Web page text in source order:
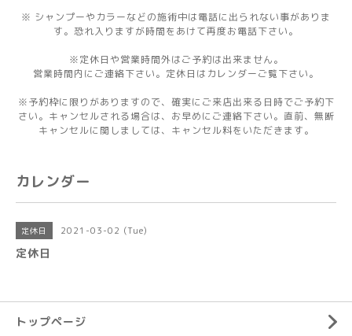
※ シャンプーやカラーなどの施術中は電話に出られない事がありま
す。恐れ入りますが時間をあけて再度お電話下さい。
※定休日や営業時間外はご予約は出来ません。
営業時間内にご連絡下さい。定休日はカレンダーご覧下さい。
※予約枠に限りがありますので、確実にご来店出来る日時でご予約下
さい。キャンセルされる場合は、お早めにご連絡下さい。直前、無断
キャンセルに関しましては、キャンセル料をいただきます。
カレンダー
定休日 2021-03-02 (Tue)
定休日
トップページ